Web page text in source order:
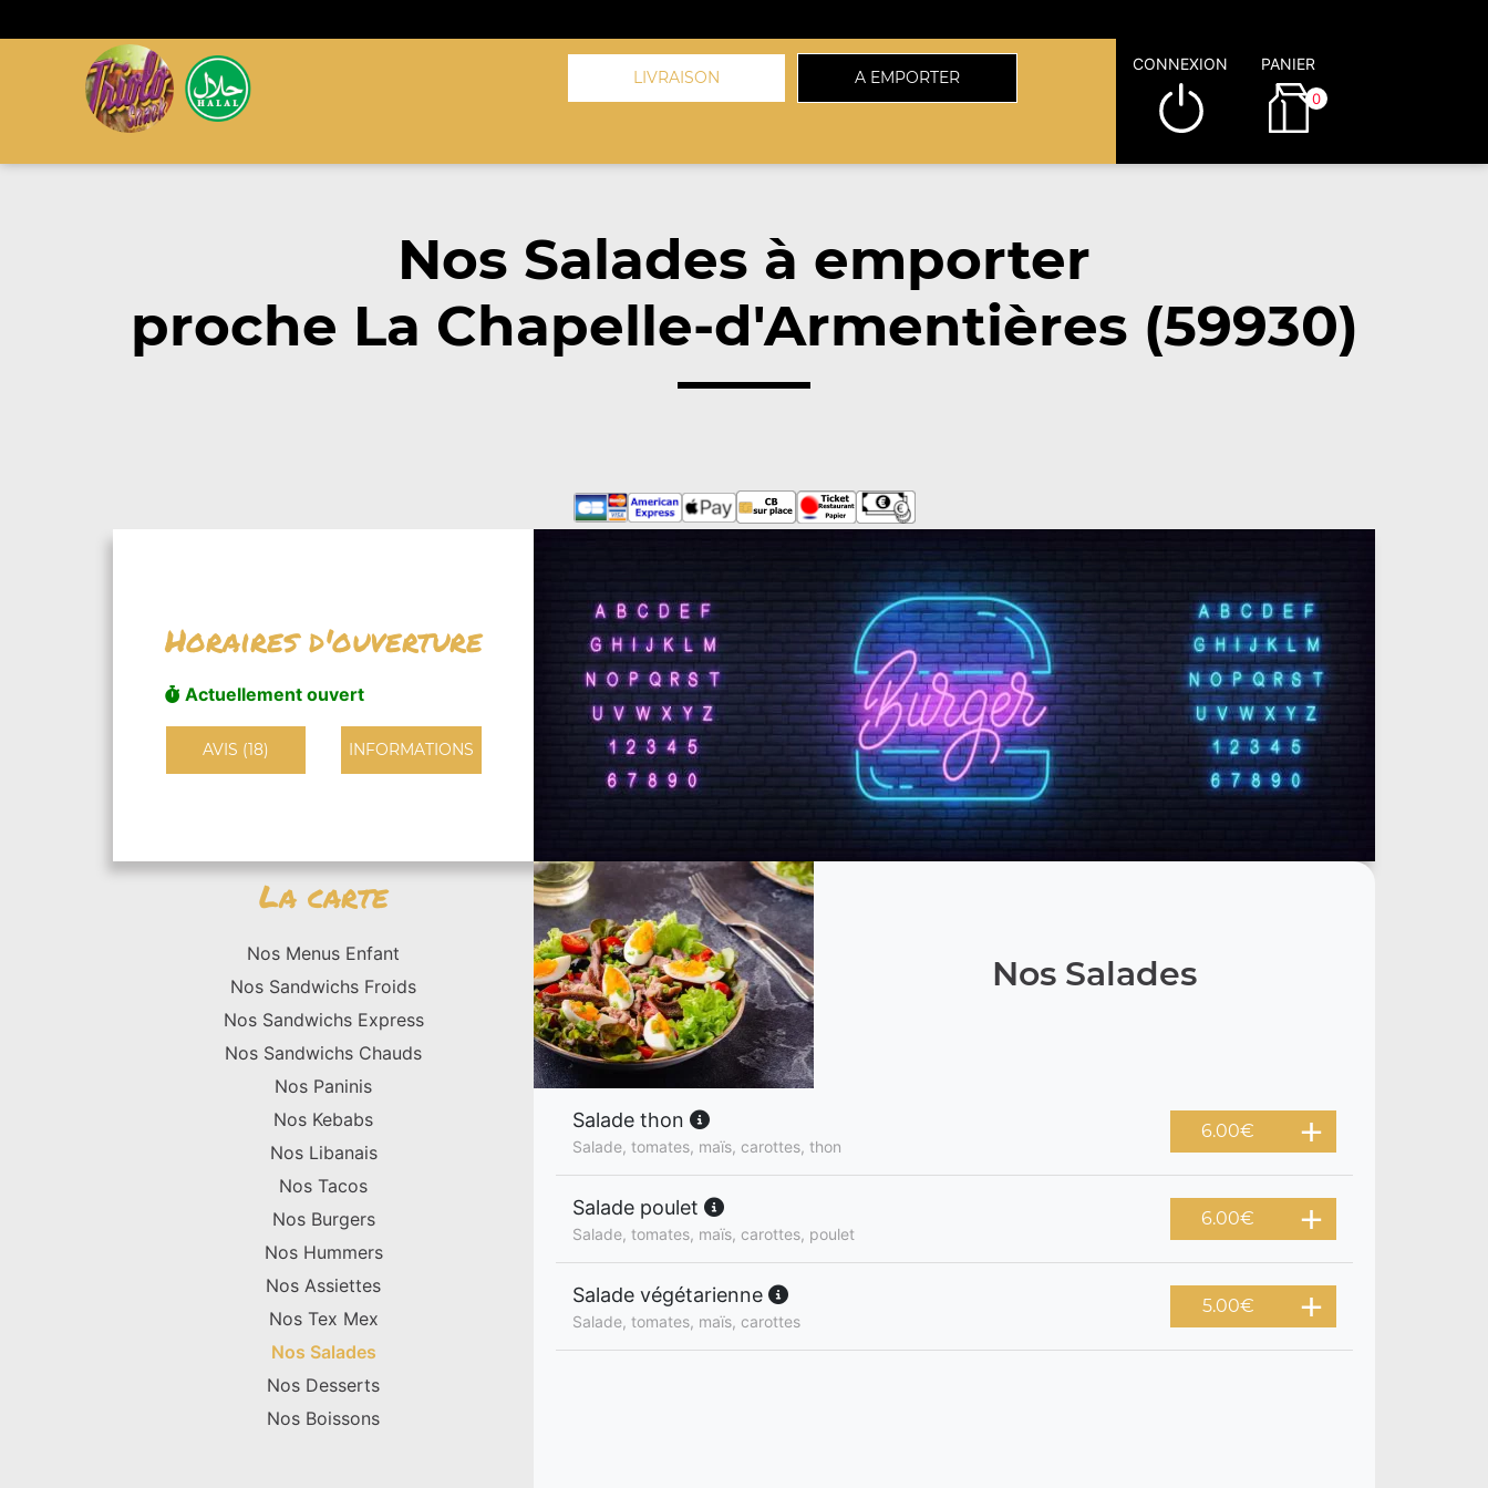
LIVRAISON A EMPORTER
CONNEXION PANIER
0
Nos Salades à emporter
proche La Chapelle-d'Armentières (59930)
Horaires d'ouverture
Actuellement ouvert
AVIS (18) INFORMATIONS
La carte
Nos Menus Enfant
Nos Sandwichs Froids
Nos Sandwichs Express
Nos Sandwichs Chauds
Nos Paninis
Nos Kebabs
Nos Libanais
Nos Tacos
Nos Burgers
Nos Hummers
Nos Assiettes
Nos Tex Mex
Nos Salades
Nos Desserts
Nos Boissons
Nos Salades
Salade thon
Salade, tomates, maïs, carottes, thon
6.00€
Salade poulet
Salade, tomates, maïs, carottes, poulet
6.00€
Salade végétarienne
Salade, tomates, maïs, carottes
5.00€